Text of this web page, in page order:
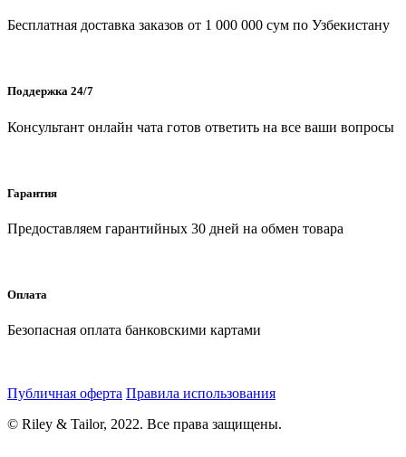
Бесплатная доставка заказов от 1 000 000 сум по Узбекистану
Поддержка 24/7
Консультант онлайн чата готов ответить на все ваши вопросы
Гарантия
Предоставляем гарантийных 30 дней на обмен товара
Оплата
Безопасная оплата банковскими картами
Публичная оферта Правила использования
© Riley & Tailor, 2022. Все права защищены.